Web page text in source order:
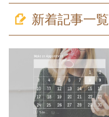
新着記事一覧